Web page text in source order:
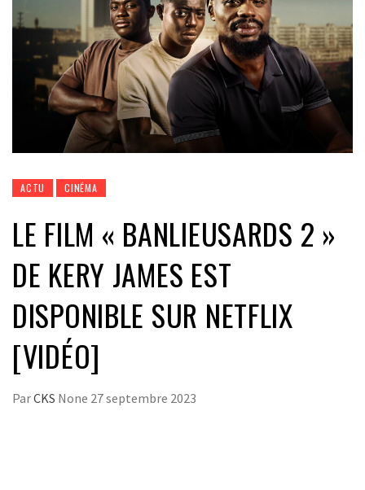
ACTU CINÉMA
LE FILM « BANLIEUSARDS 2 »
DE KERY JAMES EST
DISPONIBLE SUR NETFLIX
[VIDÉO]
ParCKS None 27 septembre 2023